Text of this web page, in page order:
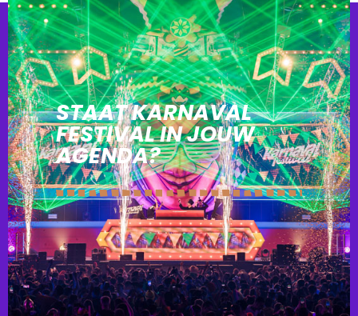
STAAT KARNAVAL
FESTIVAL IN JOUW
AGENDA?